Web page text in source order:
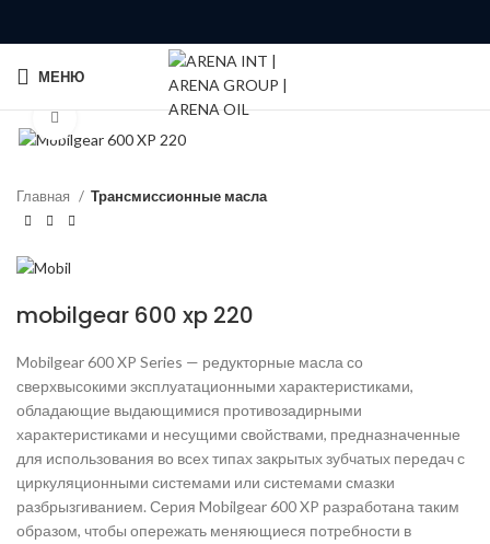
МЕНЮ
Click to enlarge
Главная Трансмиссионные масла
mobilgear 600 xp 220
Mobilgear 600 XP Series — редукторные масла со
сверхвысокими эксплуатационными характеристиками,
обладающие выдающимися противозадирными
характеристиками и несущими свойствами, предназначенные
для использования во всех типах закрытых зубчатых передач с
циркуляционными системами или системами смазки
разбрызгиванием. Серия Mobilgear 600 XP разработана таким
образом, чтобы опережать меняющиеся потребности в